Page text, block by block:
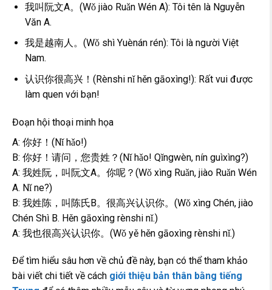
我叫阮文A。(Wǒ jiào Ruǎn Wén A): Tôi tên là Nguyễn
Văn A.
我是越南人。(Wǒ shì Yuènán rén): Tôi là người Việt
Nam.
认识你很高兴！(Rènshi nǐ hěn gāoxìng!): Rất vui được
làm quen với bạn!
Đoạn hội thoại minh họa
A: 你好！(Nǐ hǎo!)
B: 你好！请问，您贵姓？(Nǐ hǎo! Qǐngwèn, nín guìxìng?)
A: 我姓阮，叫阮文A。你呢？(Wǒ xìng Ruǎn, jiào Ruǎn Wén
A. Nǐ ne?)
B: 我姓陈，叫陈氏B。很高兴认识你。(Wǒ xìng Chén, jiào
Chén Shì B. Hěn gāoxìng rènshi nǐ.)
A: 我也很高兴认识你。(Wǒ yě hěn gāoxìng rènshi nǐ.)
Để tìm hiểu sâu hơn về chủ đề này, bạn có thể tham khảo
bài viết chi tiết về cách giới thiệu bản thân bằng tiếng